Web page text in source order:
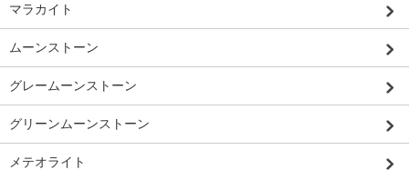
マラカイト
ムーンストーン
グレームーンストーン
グリーンムーンストーン
メテオライト